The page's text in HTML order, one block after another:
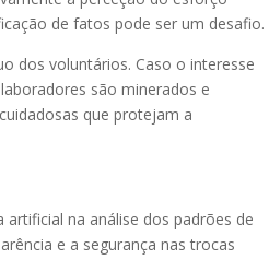
de fatos pode ser um desafio.
dos voluntários. Caso o interesse
são minerados e
que protejam a
na análise dos padrões de
e a segurança nas trocas